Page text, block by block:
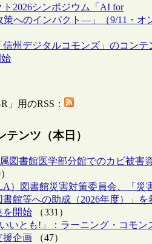
2026シンポジウム「AI for
策へのインパクト―」（9/11・オ
州デジタルコモンズ」のコンテ
」用のRSS：
ンツ（本日）
図書館医学部分館でのカビ被害
）図書館災害対策委員会、「災
館等への助成（2026年度）」を
を開始 （331）
いとも!」：ラーニング・コモン
援企画 （47）